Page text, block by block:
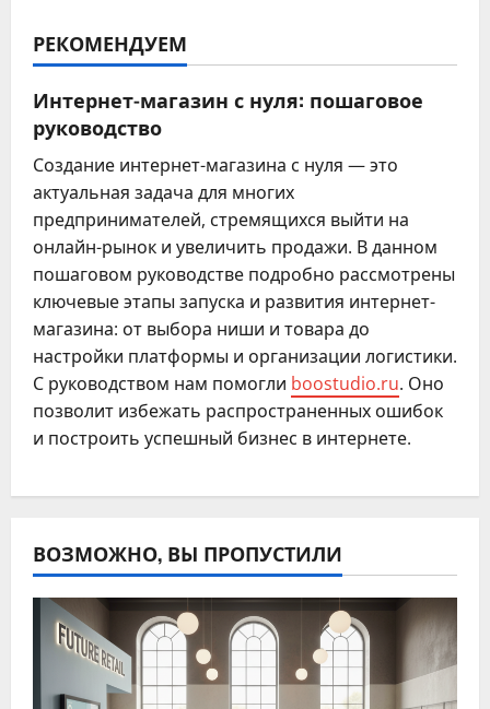
РЕКОМЕНДУЕМ
Интернет-магазин с нуля: пошаговое
руководство
Создание интернет-магазина с нуля — это
актуальная задача для многих
предпринимателей, стремящихся выйти на
онлайн-рынок и увеличить продажи. В данном
пошаговом руководстве подробно рассмотрены
ключевые этапы запуска и развития интернет-
магазина: от выбора ниши и товара до
настройки платформы и организации логистики.
С руководством нам помогли boostudio.ru. Оно
позволит избежать распространенных ошибок
и построить успешный бизнес в интернете.
ВОЗМОЖНО, ВЫ ПРОПУСТИЛИ